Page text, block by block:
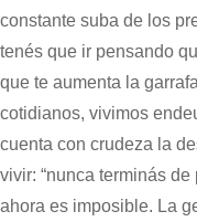
constante suba de los
tenés que ir pensando
que te aumenta la
cotidianos, vivimos
cuenta con crudeza la
vivir: “nunca terminás
ahora es imposible. La